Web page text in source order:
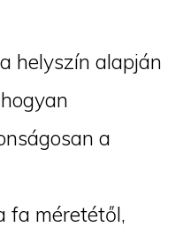
a helyszín alapján
a
fa méretétől,